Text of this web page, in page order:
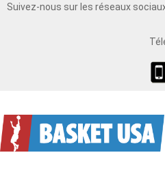
Suivez-nous sur les réseauxTwitter